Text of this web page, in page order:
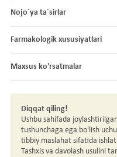
Nojo´ya ta´sirlar
Farmakologik xususiyatlari
Maxsus ko'rsatmalar
Diqqat qiling!
Ushbu sahifada
tushunchaga ega bo'lish
tibbiy maslahat sifatida
Tashxis va davolash usulini